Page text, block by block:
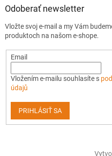
Odoberať newsletter
Vložte svoj e-mail a my Vám
produktoch na našom e-shope.
Email
Vložením e-mailu souhlasíte s
údajů
PRIHLÁSIŤ SA